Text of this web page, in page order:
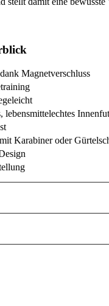
Magnetverschluss
lebensmittelechtes
Karabiner oder